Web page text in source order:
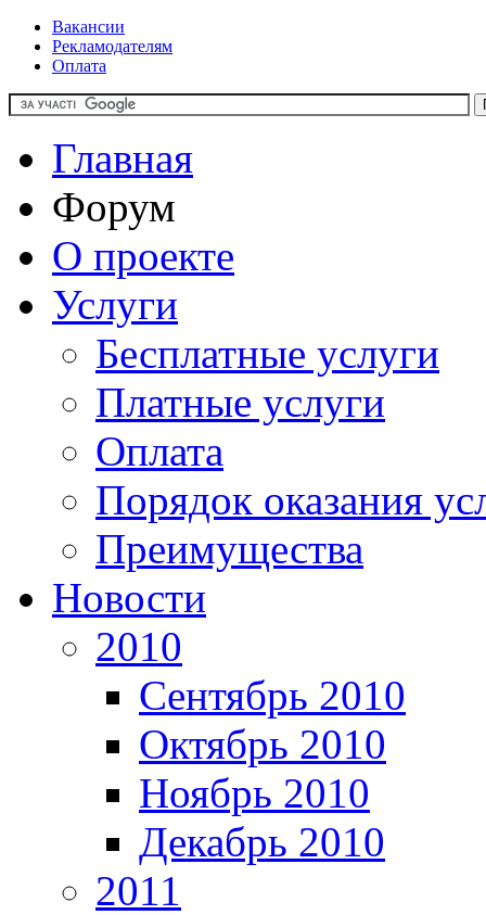
Вакансии
Рекламодателям
Оплата
Главная
Форум
О проекте
Услуги
Бесплатные услуги
Платные услуги
Оплата
Порядок оказания
Преимущества
Новости
2010
Сентябрь 2010
Октябрь 2010
Ноябрь 2010
Декабрь 2010
2011